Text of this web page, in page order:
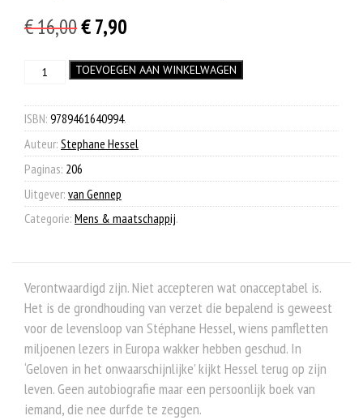
€16,00Oorspronkelijke
was:
€ 16,00.
€7,90
is:
€ 7,90.
Geloven
onwaarschijnlijke
aantal
TOEVOEGEN AAN WINKELWAGEN
ISBN: 9789461640994.
Auteur: Stephane Hessel
Paginas: 206
Uitgever: van Gennep
Categorie: Mens & maatschappij.
Verontwaardigd zijn. Niet accepteren wat onacceptabel is.
Het is de grondhouding van verzet die bepalend is geweest
voor de levensloop van Stéphane Hessel, wiens pamfletten
miljoenen lezers in Europa wakker hebben geschud. In
‘Geloven in het onwaarschijnlijke’ kijkt Hessel terug op zijn
leven. Geen autobiografie maar een persoonlijk boek van
iemand, die nee durfde te zeggen.